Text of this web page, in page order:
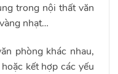
trong nội thất văn
nhạt…
phòng khác nhau,
kết hợp các yếu